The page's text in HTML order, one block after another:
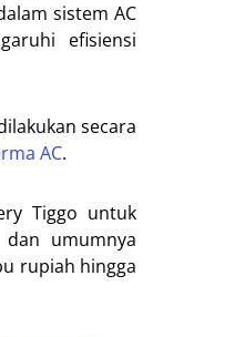
sistem AC
efisiensi
secara
AC.
Tiggo untuk
umumnya
rupiah hingga